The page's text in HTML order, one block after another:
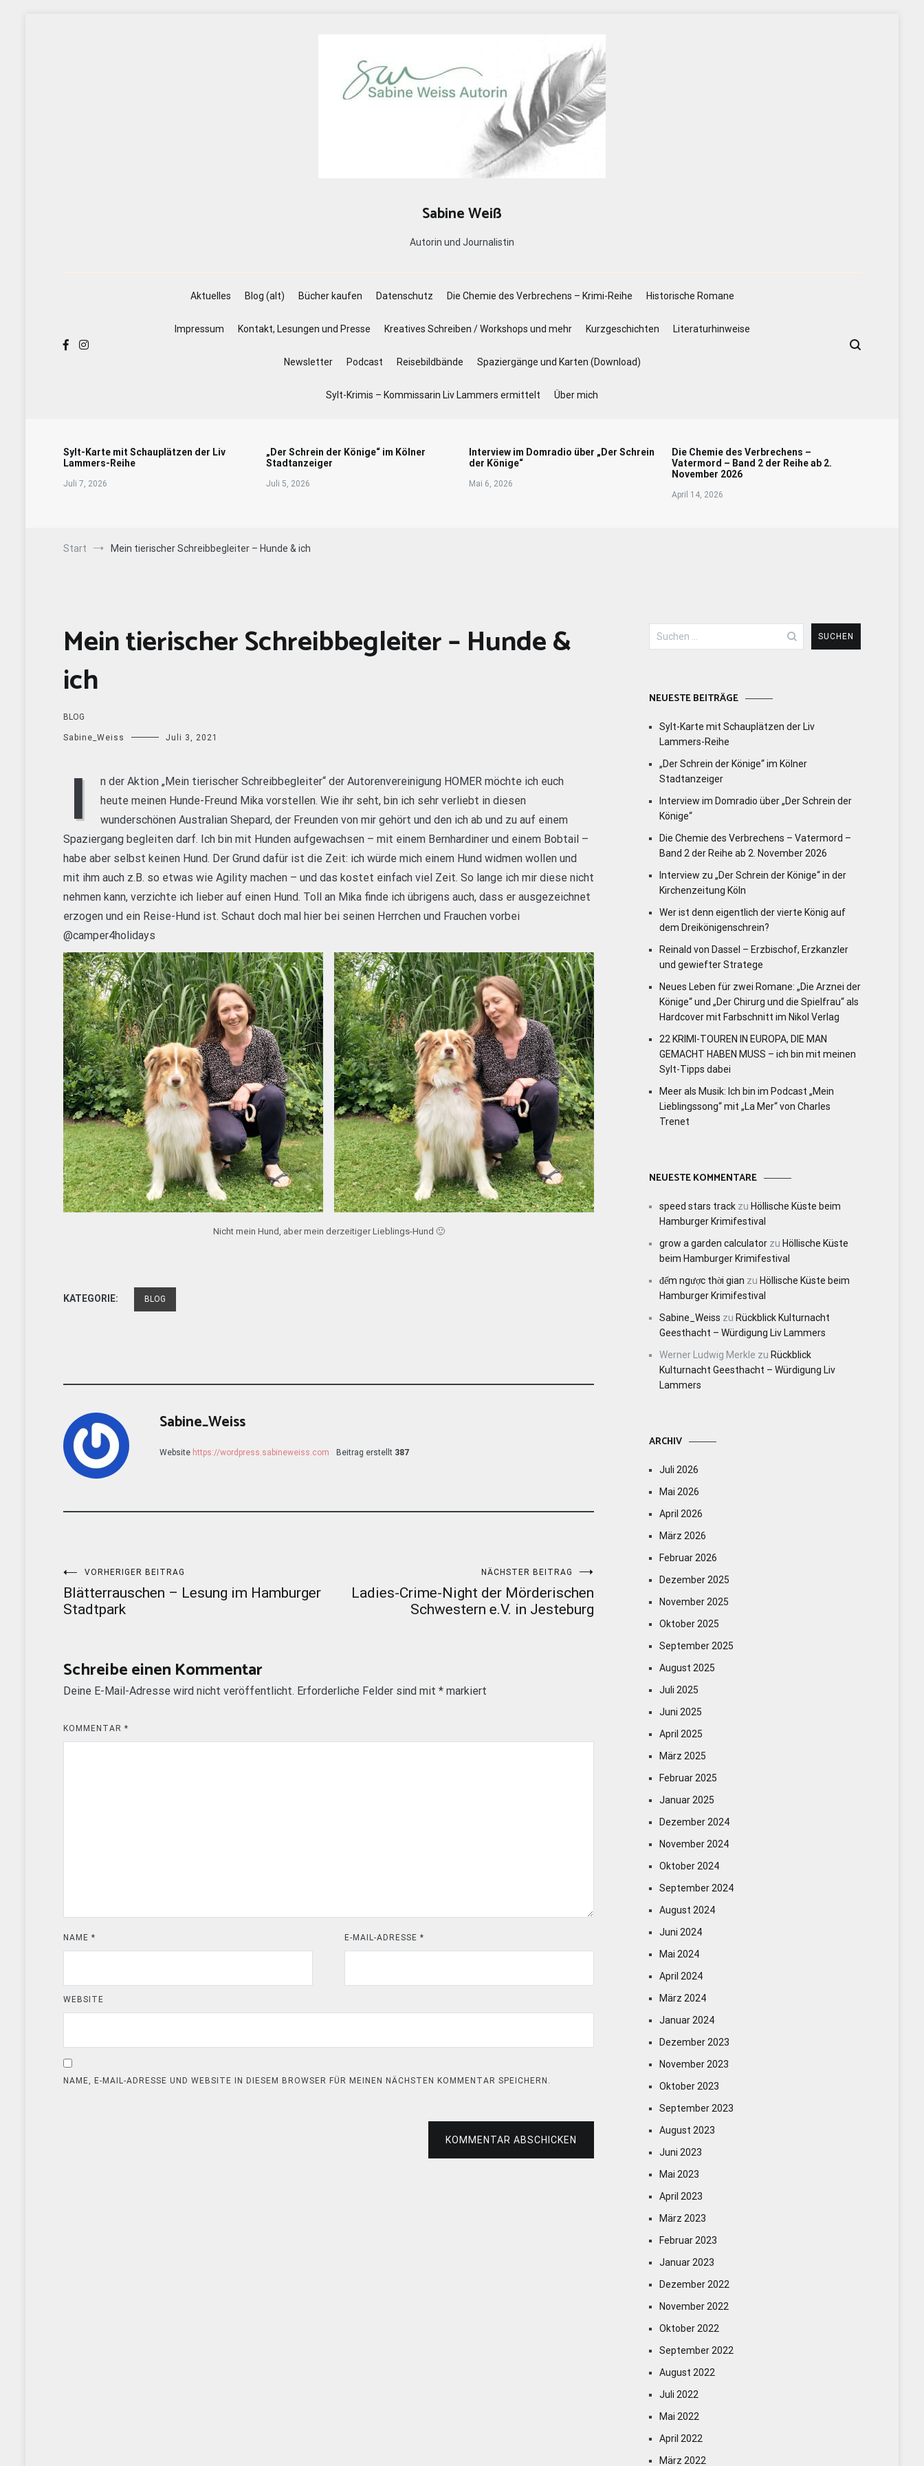
Sabine Weiß
Autorin und Journalistin
Aktuelles Blog (alt) Bücher kaufen Datenschutz Die Chemie des Verbrechens – Krimi-Reihe Historische Romane
Impressum Kontakt, Lesungen und Presse Kreatives Schreiben / Workshops und mehr Kurzgeschichten Literaturhinweise
Newsletter Podcast Reisebildbände Spaziergänge und Karten (Download)
Sylt-Krimis – Kommissarin Liv Lammers ermittelt Über mich
Sylt-Karte mit Schauplätzen der Liv
Lammers-Reihe
Juli 7, 2026
„Der Schrein der Könige“ im Kölner
Stadtanzeiger
Juli 5, 2026
Interview im Domradio über „Der Schrein
der Könige“
Mai 6, 2026
Die Chemie des Verbrechens –
Vatermord – Band 2 der Reihe ab 2.
November 2026
April 14, 2026
Start Mein tierischer Schreibbegleiter – Hunde & ich
Mein tierischer Schreibbegleiter – Hunde &
ich
BLOG
Sabine_Weiss Juli 3, 2021
I
n der Aktion „Mein tierischer Schreibbegleiter“ der Autorenvereinigung HOMER möchte ich euch
heute meinen Hunde-Freund Mika vorstellen. Wie ihr seht, bin ich sehr verliebt in diesen
wunderschönen Australian Shepard, der Freunden von mir gehört und den ich ab und zu auf einem
Spaziergang begleiten darf. Ich bin mit Hunden aufgewachsen – mit einem Bernhardiner und einem Bobtail –
habe aber selbst keinen Hund. Der Grund dafür ist die Zeit: ich würde mich einem Hund widmen wollen und
mit ihm auch z.B. so etwas wie Agility machen – und das kostet einfach viel Zeit. So lange ich mir diese nicht
nehmen kann, verzichte ich lieber auf einen Hund. Toll an Mika finde ich übrigens auch, dass er ausgezeichnet
erzogen und ein Reise-Hund ist. Schaut doch mal hier bei seinen Herrchen und Frauchen vorbei
@camper4holidays
Nicht mein Hund, aber mein derzeitiger Lieblings-Hund 🙂
KATEGORIE: BLOG
Sabine_Weiss
Website https://wordpress.sabineweiss.com Beitrag erstellt 387
Beitragsnavigation
VORHERIGER BEITRAG
Blätterrauschen – Lesung im Hamburger
Stadtpark
NÄCHSTER BEITRAG
Ladies-Crime-Night der Mörderischen
Schwestern e.V. in Jesteburg
Schreibe einen Kommentar
Deine E-Mail-Adresse wird nicht veröffentlicht. Erforderliche Felder sind mit * markiert
KOMMENTAR *
NAME * E-MAIL-ADRESSE*
WEBSITE
NAME, E-MAIL-ADRESSE UND WEBSITE IN DIESEM BROWSER FÜR MEINEN NÄCHSTEN KOMMENTAR SPEICHERN.
KOMMENTAR ABSCHICKEN
Suchen
nach:
NEUESTE BEITRÄGE
Sylt-Karte mit Schauplätzen der Liv
Lammers-Reihe
„Der Schrein der Könige“ im Kölner
Stadtanzeiger
Interview im Domradio über „Der Schrein der
Könige“
Die Chemie des Verbrechens – Vatermord –
Band 2 der Reihe ab 2. November 2026
Interview zu „Der Schrein der Könige“ in der
Kirchenzeitung Köln
Wer ist denn eigentlich der vierte König auf
dem Dreikönigenschrein?
Reinald von Dassel – Erzbischof, Erzkanzler
und gewiefter Stratege
Neues Leben für zwei Romane: „Die Arznei der
Könige“ und „Der Chirurg und die Spielfrau“ als
Hardcover mit Farbschnitt im Nikol Verlag
22 KRIMI-TOUREN IN EUROPA, DIE MAN
GEMACHT HABEN MUSS – ich bin mit meinen
Sylt-Tipps dabei
Meer als Musik: Ich bin im Podcast „Mein
Lieblingssong“ mit „La Mer“ von Charles
Trenet
NEUESTE KOMMENTARE
speed stars track zu Höllische Küste beim
Hamburger Krimifestival
grow a garden calculator zu Höllische Küste
beim Hamburger Krimifestival
đếm ngược thời gian zu Höllische Küste beim
Hamburger Krimifestival
Sabine_Weiss zu Rückblick Kulturnacht
Geesthacht – Würdigung Liv Lammers
Werner Ludwig Merkle zu Rückblick
Kulturnacht Geesthacht – Würdigung Liv
Lammers
ARCHIV
Juli 2026
Mai 2026
April 2026
März 2026
Februar 2026
Dezember 2025
November 2025
Oktober 2025
September 2025
August 2025
Juli 2025
Juni 2025
April 2025
März 2025
Februar 2025
Januar 2025
Dezember 2024
November 2024
Oktober 2024
September 2024
August 2024
Juni 2024
Mai 2024
April 2024
März 2024
Januar 2024
Dezember 2023
November 2023
Oktober 2023
September 2023
August 2023
Juni 2023
Mai 2023
April 2023
März 2023
Februar 2023
Januar 2023
Dezember 2022
November 2022
Oktober 2022
September 2022
August 2022
Juli 2022
Mai 2022
April 2022
März 2022